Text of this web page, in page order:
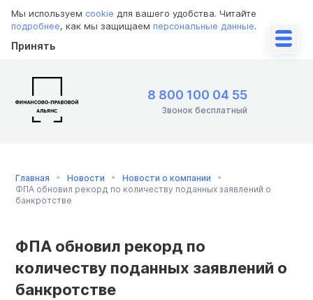
Мы используем cookie для вашего удобства. Читайте
подробнее, как мы защищаем персональные данные.
Принять
8 800 100 04 55
Звонок бесплатный
Главная Новости
Новости о компании
ФПА обновил рекорд по количеству поданных заявлений о
банкротстве
ФПА обновил рекорд по
количеству поданных заявлений о
банкротстве